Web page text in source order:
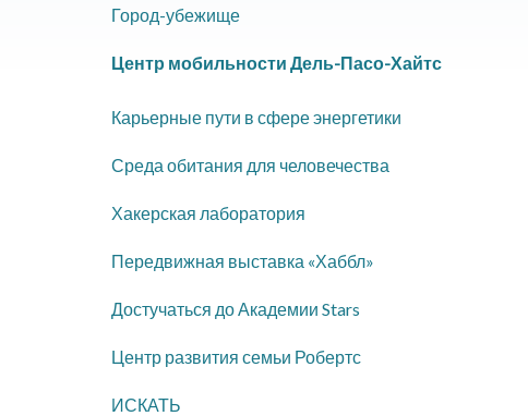
Город-убежище
Центр мобильности Дель-Пасо-Хайтс
Карьерные пути в сфере энергетики
Среда обитания для человечества
Хакерская лаборатория
Передвижная выставка «Хаббл»
Достучаться до Академии Stars
Центр развития семьи Робертс
ИСКАТЬ